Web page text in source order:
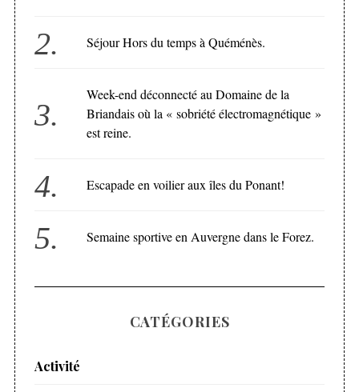
Séjour Hors du temps à Quéménès.
Week-end déconnecté au Domaine de la
Briandais où la « sobriété électromagnétique »
est reine.
Escapade en voilier aux îles du Ponant!
Semaine sportive en Auvergne dans le Forez.
CATÉGORIES
Activité